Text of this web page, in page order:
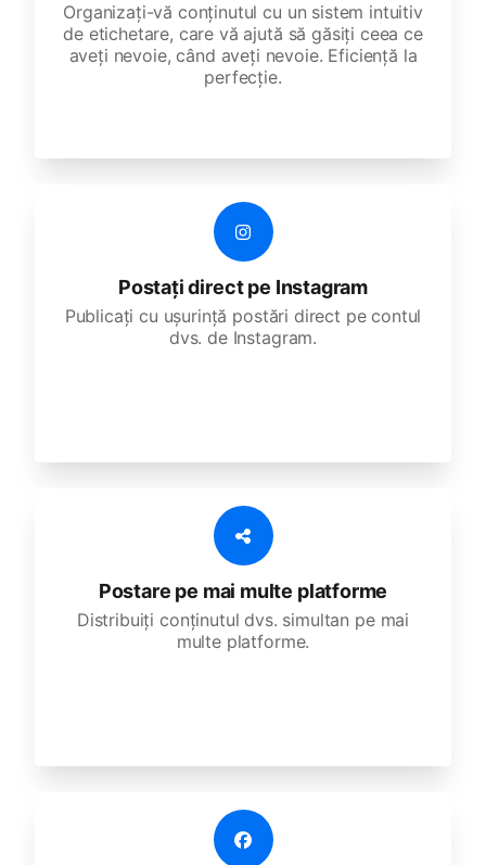
Organizați-vă conținutul cu un sistem intuitiv
de etichetare, care vă ajută să găsiți ceea ce
aveți nevoie, când aveți nevoie. Eficiență la
perfecție.
Postați direct pe Instagram
Publicați cu ușurință postări direct pe contul
dvs. de Instagram.
Postare pe mai multe platforme
Distribuiți conținutul dvs. simultan pe mai
multe platforme.